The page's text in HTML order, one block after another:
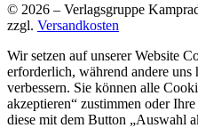
© 2026 – Verlagsgruppe
zzgl. Versandkosten
Wir setzen auf unserer Website
erforderlich, während andere uns
verbessern. Sie können alle
akzeptieren“ zustimmen oder
diese mit dem Button „Auswahl